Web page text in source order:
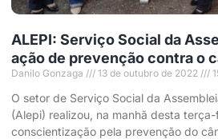
ALEPI: Serviço Social da
ação de prevenção contra o
Danilo Gonzaga 13 de outubro de 2022
O setor de Serviço Social da
(Alepi) realizou, na manhã desta
conscientização pela prevenção do